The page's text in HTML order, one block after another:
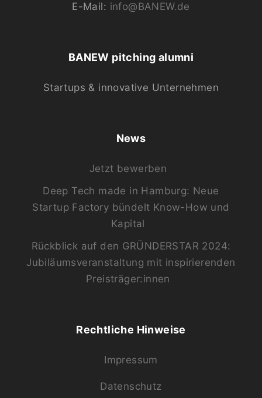
E-Mail: info@BANEW.de
BANEW pitching alumni
Startups & innovative Unternehmen
News
Jetzt bewerben
Deep Tech made in Hamburg: Neue
Startup Factory bündelt Know-How und
Kapital
Rückblick auf den GRÜNDERSTAR 2024:
Jubiläumsveranstaltung mit inspirierenden
Preisträger:innen
Rechtliche Hinweise
Impressum
Datenschutz